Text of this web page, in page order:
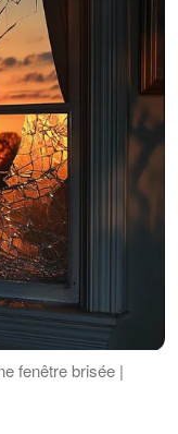
fenêtre brisée |